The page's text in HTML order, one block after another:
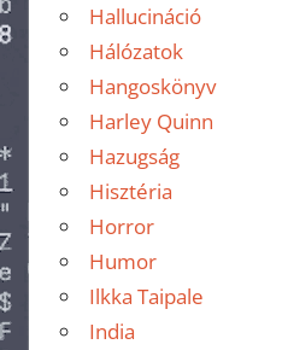
Hallucináció
Hálózatok
Hangoskönyv
Harley Quinn
Hazugság
Hisztéria
Horror
Humor
Ilkka Taipale
India